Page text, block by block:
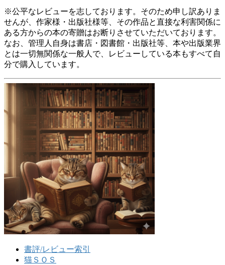
※公平なレビューを志しております。そのため申し訳ありま
せんが、作家様・出版社様等、その作品と直接な利害関係に
ある方からの本の寄贈はお断りさせていただいております。
なお、管理人自身は書店・図書館・出版社等、本や出版業界
とは一切無関係な一般人で、レビューしている本もすべて自
分で購入しています。
書評/レビュー索引
猫ＳＯＳ